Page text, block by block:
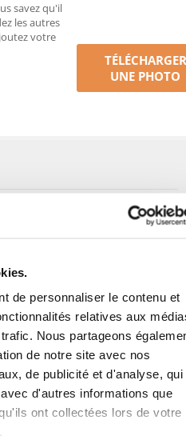
de personnaliser le contenu et
relatives aux
Nous partageons
de notre site avec nos
de publicité et d'analyse, qui
d'autres informations que
ont collectées lors de votre
savez qu'il
les autres
votre
TÉLÉCHARGER
UNE PHOTO